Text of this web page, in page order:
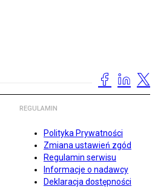
REGULAMIN
Polityka Prywatności
Zmiana ustawień zgód
Regulamin serwisu
Informacje o nadawcy
Deklaracja dostępności